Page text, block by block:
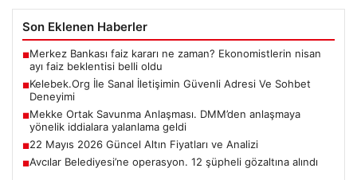
Son Eklenen Haberler
■Merkez Bankası faiz kararı ne zaman? Ekonomistlerin nisan
ayı faiz beklentisi belli oldu
■Kelebek.Org İle Sanal İletişimin Güvenli Adresi Ve Sohbet
Deneyimi
■Mekke Ortak Savunma Anlaşması. DMM’den anlaşmaya
yönelik iddialara yalanlama geldi
■22 Mayıs 2026 Güncel Altın Fiyatları ve Analizi
■Avcılar Belediyesi’ne operasyon. 12 şüpheli gözaltına alındı